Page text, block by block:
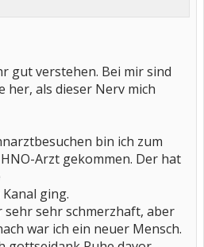
gut verstehen. Bei mir sind
her, als dieser Nerv mich
bin ich zum
Arzt gekommen. Der hat
ging.
sehr schmerzhaft, aber
war ich ein neuer Mensch.